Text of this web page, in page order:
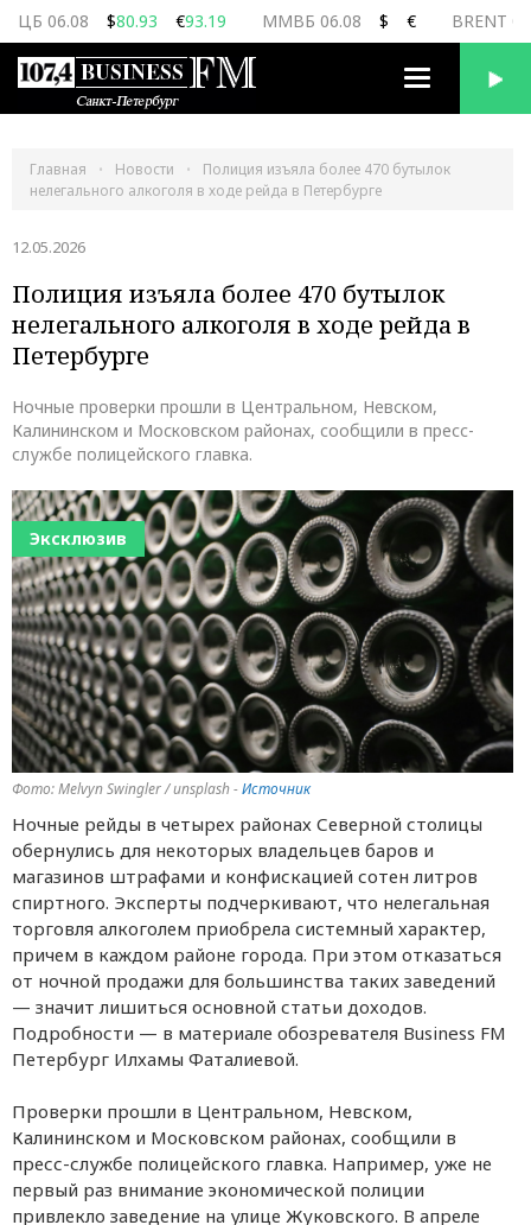
ЦБ 06.08 $80.93 €93.19 ММВБ 06.08 $ € BRENT
Переключить
Главная Новости
Полиция изъяла более 470 бутылок
нелегального алкоголя в ходе рейда в Петербурге
12.05.2026
Полиция изъяла более 470 бутылок
нелегального алкоголя в ходе рейда в
Петербурге
Ночные проверки прошли в Центральном, Невском,
Калининском и Московском районах, сообщили в пресс-
службе полицейского главка.
Эксклюзив
Фото: Melvyn Swingler / unsplash -Источник
Ночные рейды в четырех районах Северной столицы
обернулись для некоторых владельцев баров и
магазинов штрафами и конфискацией сотен литров
спиртного. Эксперты подчеркивают, что нелегальная
торговля алкоголем приобрела системный характер,
причем в каждом районе города. При этом отказаться
от ночной продажи для большинства таких заведений
— значит лишиться основной статьи доходов.
Подробности — в материале обозревателя Business FM
Петербург Илхамы Фаталиевой.
Проверки прошли в Центральном, Невском,
Калининском и Московском районах, сообщили в
пресс-службе полицейского главка. Например, уже не
первый раз внимание экономической полиции
привлекло заведение на улице Жуковского. В апреле